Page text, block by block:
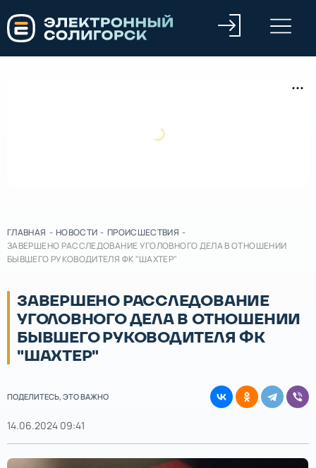
ГЛАВНАЯ - НОВОСТИ - ПРОИСШЕСТВИЯ -
ЗАВЕРШЕНО РАССЛЕДОВАНИЕ УГОЛОВНОГО ДЕЛА В ОТНОШЕНИИ
БЫВШЕГО РУКОВОДИТЕЛЯ ФК "ШАХТЕР"
ЗАВЕРШЕНО РАССЛЕДОВАНИЕ
УГОЛОВНОГО ДЕЛА В ОТНОШЕНИИ
БЫВШЕГО РУКОВОДИТЕЛЯ ФК
"ШАХТЕР"
ПОДЕЛИТЕСЬ, ЭТО ВАЖНО
14.06.2024 09:41